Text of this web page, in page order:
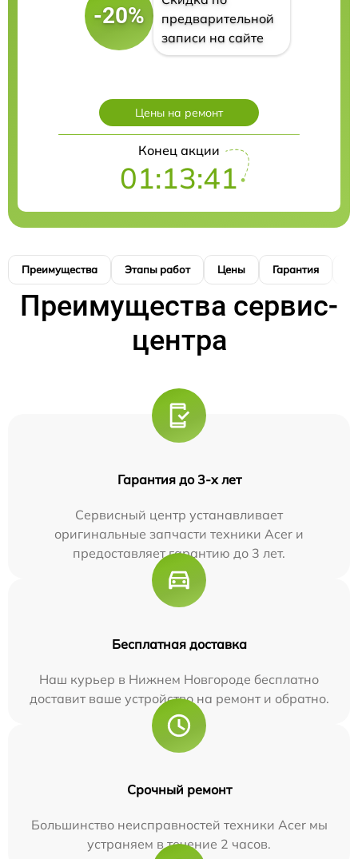
-20%
предварительной
записи на сайте
Цены на ремонт
Конец акции
01:13:40
Преимущества Этапы работ Цены Гарантия
Преимущества сервис-
центра
Гарантия до 3-х лет
Сервисный центр устанавливает
оригинальные запчасти техники Acer и
предоставляет гарантию до 3 лет.
Бесплатная доставка
Наш курьер в Нижнем Новгороде бесплатно
доставит ваше устройство на ремонт и обратно.
Срочный ремонт
Большинство неисправностей техники Acer мы
устраняем в течение 2 часов.